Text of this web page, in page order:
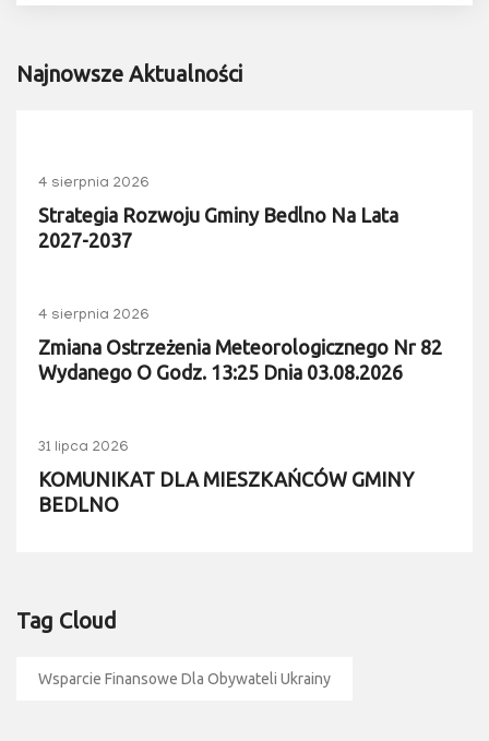
Najnowsze Aktualności
4 sierpnia 2026
Strategia Rozwoju Gminy Bedlno Na Lata
2027-2037
4 sierpnia 2026
Zmiana Ostrzeżenia Meteorologicznego Nr 82
Wydanego O Godz. 13:25 Dnia 03.08.2026
31 lipca 2026
KOMUNIKAT DLA MIESZKAŃCÓW GMINY
BEDLNO
Tag Cloud
Wsparcie Finansowe Dla Obywateli Ukrainy